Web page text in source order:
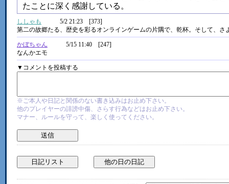
たことに深く感謝している。
ししゃも
5/2 21:23 [373]
第二の故郷たる、歴史を彩るオンラインゲームの片隅で、乾杯。そして、さ
かぼちゃん
5/15 11:40 [247]
なんかエモ
▼コメントを投稿する
※ご本人や日記と関係のない書き込みはお止め下さい。
他のプレイヤーの誹謗中傷、さらす行為などはお止め下さい。
マナー、ルールを守って、楽しく使ってください。